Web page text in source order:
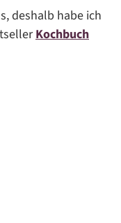
deshalb habe ich
Kochbuch